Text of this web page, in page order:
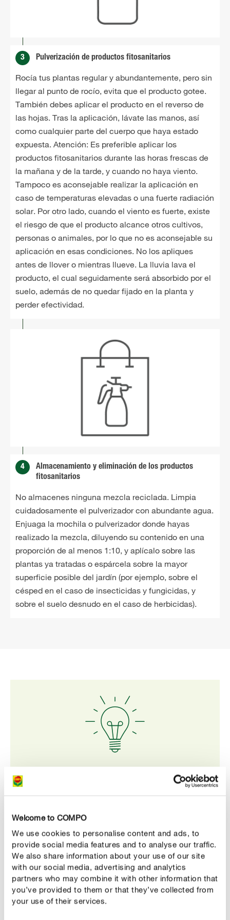
Welcome to COMPO
We use cookies to personalise content and ads, to
provide social media features and to analyse our traffic.
We also share information about your use of our site
with our social media, advertising and analytics
partners who may combine it with other information that
you’ve provided to them or that they’ve collected from
your use of their services.
3 Pulverización de productos fitosanitarios
Rocía tus plantas regular y abundantemente, pero sin
llegar al punto de rocío, evita que el producto gotee.
También debes aplicar el producto en el reverso de
las hojas. Tras la aplicación, lávate las manos, así
como cualquier parte del cuerpo que haya estado
expuesta. Atención: Es preferible aplicar los
productos fitosanitarios durante las horas frescas de
la mañana y de la tarde, y cuando no haya viento.
Tampoco es aconsejable realizar la aplicación en
caso de temperaturas elevadas o una fuerte radiación
solar. Por otro lado, cuando el viento es fuerte, existe
el riesgo de que el producto alcance otros cultivos,
personas o animales, por lo que no es aconsejable su
aplicación en esas condiciones. No los apliques
antes de llover o mientras llueve. La lluvia lava el
producto, el cual seguidamente será absorbido por el
suelo, además de no quedar fijado en la planta y
perder efectividad.
4
Almacenamiento y eliminación de los productos
fitosanitarios
No almacenes ninguna mezcla reciclada. Limpia
cuidadosamente el pulverizador con abundante agua.
Enjuaga la mochila o pulverizador donde hayas
realizado la mezcla, diluyendo su contenido en una
proporción de al menos 1:10, y aplícalo sobre las
plantas ya tratadas o espárcela sobre la mayor
superficie posible del jardín (por ejemplo, sobre el
césped en el caso de insecticidas y fungicidas, y
sobre el suelo desnudo en el caso de herbicidas).
Vístete debidamente con ropas de protección para
aplicar los productos fitosanitarios
ropa de manga larga, pantalones, calzado cerrado y
guantes. También puedes usar gafas de protección y
sombrero, siempre observando las instrucciones.